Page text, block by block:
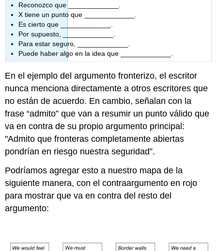
Reconozco que _____________.
X tiene un punto que _____________.
Es cierto que _____________.
Por supuesto, _____________.
Para estar seguro, _____________.
Puede haber algo en la idea que _____________.
En el ejemplo del argumento fronterizo, el escritor
nunca menciona directamente a otros escritores que
no están de acuerdo. En cambio, señalan con la
frase “admito” que van a resumir un punto válido que
va en contra de su propio argumento principal:
"Admito que fronteras completamente abiertas
pondrían en riesgo nuestra seguridad”.
Podríamos agregar esto a nuestro mapa de la
siguiente manera, con el contraargumento en rojo
para mostrar que va en contra del resto del
argumento: